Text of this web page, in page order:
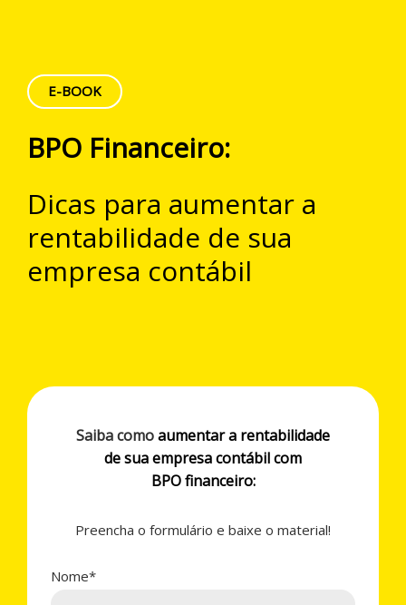
E-BOOK
BPO Financeiro:
Dicas para aumentar a
rentabilidade de sua
empresa contábil
Saiba comoaumentar a rentabilidade
de sua empresa contábil com
BPO financeiro:
Preencha o formulário e baixe o material!
Nome*